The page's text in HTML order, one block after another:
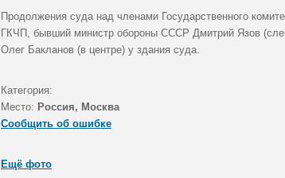
Продолжения суда над членами Государственного
ГКЧП, бывший министр обороны СССР Дмитрий Язов
Олег Бакланов (в центре) у здания суда.
Категория:
Место: Россия, Москва
Сообщить об ошибке
Ещё фото